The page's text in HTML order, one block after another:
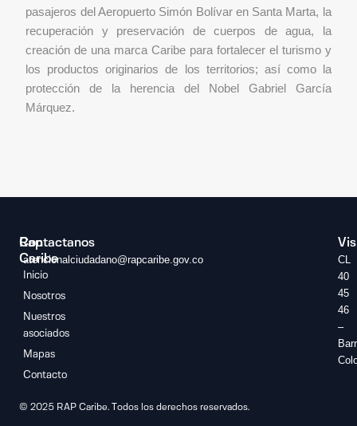
pasajeros del Aeropuerto Simón Bolívar en Santa Marta, la
recuperación y preservación de cuerpos de agua, la
creación de una marca Caribe para fortalecer el turismo y
los productos originarios de los territorios; así como la
protección de la herencia del Nobel Gabriel García
Márquez.
Rap
Caribe
Inicio
Nosotros
Nuestros
asociados
Mapas
Contacto
Contactanos
atencionalciudadano@rapcaribe.gov.co
CL
40
45
46
–
© 2025 RAP Caribe. Todos los derechos reservados.